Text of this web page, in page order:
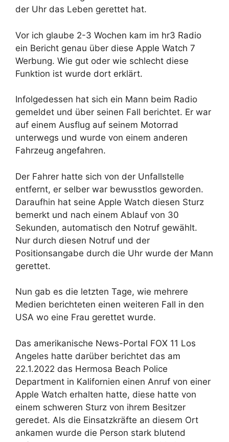
der Uhr das Leben gerettet hat.
Vor ich glaube 2-3 Wochen kam im hr3 Radio
ein Bericht genau über diese Apple Watch 7
Werbung. Wie gut oder wie schlecht diese
Funktion ist wurde dort erklärt.
Infolgedessen hat sich ein Mann beim Radio
gemeldet und über seinen Fall berichtet. Er war
auf einem Ausflug auf seinem Motorrad
unterwegs und wurde von einem anderen
Fahrzeug angefahren.
Der Fahrer hatte sich von der Unfallstelle
entfernt, er selber war bewusstlos geworden.
Daraufhin hat seine Apple Watch diesen Sturz
bemerkt und nach einem Ablauf von 30
Sekunden, automatisch den Notruf gewählt.
Nur durch diesen Notruf und der
Positionsangabe durch die Uhr wurde der Mann
gerettet.
Nun gab es die letzten Tage, wie mehrere
Medien berichteten einen weiteren Fall in den
USA wo eine Frau gerettet wurde.
Das amerikanische News-Portal FOX 11 Los
Angeles hatte darüber berichtet das am
22.1.2022 das Hermosa Beach Police
Department in Kalifornien einen Anruf von einer
Apple Watch erhalten hatte, diese hatte von
einem schweren Sturz von ihrem Besitzer
geredet. Als die Einsatzkräfte an diesem Ort
ankamen wurde die Person stark blutend